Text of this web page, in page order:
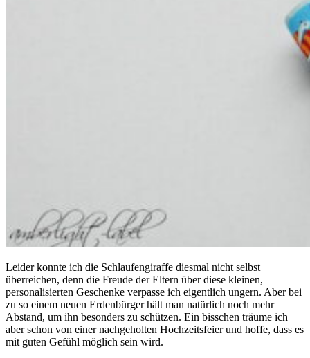
Leider konnte ich die Schlaufengiraffe diesmal nicht selbst
überreichen, denn die Freude der Eltern über diese kleinen,
personalisierten Geschenke verpasse ich eigentlich ungern. Aber bei
zu so einem neuen Erdenbürger hält man natürlich noch mehr
Abstand, um ihn besonders zu schützen. Ein bisschen träume ich
aber schon von einer nachgeholten Hochzeitsfeier und hoffe, dass es
mit guten Gefühl möglich sein wird.